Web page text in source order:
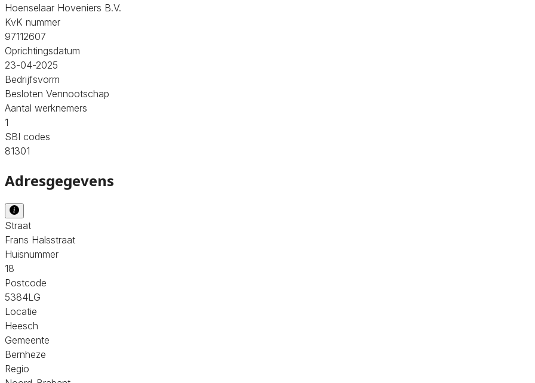
Hoenselaar Hoveniers B.V.
KvK nummer
97112607
Oprichtingsdatum
23-04-2025
Bedrijfsvorm
Besloten Vennootschap
Aantal werknemers
1
SBI codes
81301
Adresgegevens
Straat
Frans Halsstraat
Huisnummer
18
Postcode
5384LG
Locatie
Heesch
Gemeente
Bernheze
Regio